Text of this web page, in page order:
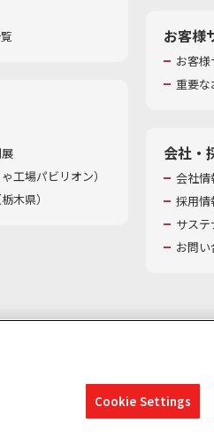
工場パビリオン）​
木県）
お客様
お客
重要な
会社・
会社情
採用情
サステ
お問い
Cookie Settings